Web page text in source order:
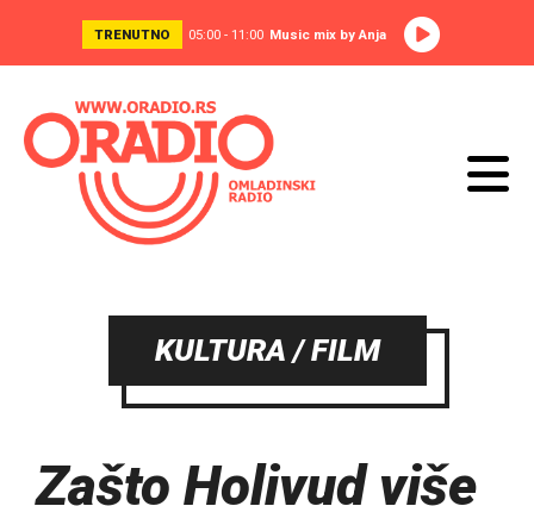
TRENUTNO 05:00 - 11:00 Music mix by Anja
KULTURA / FILM
Zašto Holivud više